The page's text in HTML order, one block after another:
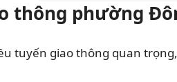
thông phường
tuyến giao thông quan